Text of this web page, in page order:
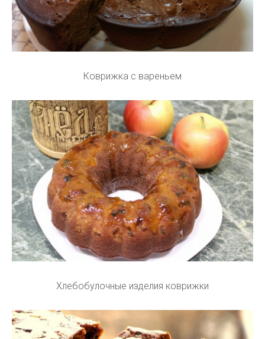
Коврижка с вареньем
Хлебобулочные изделия коврижки